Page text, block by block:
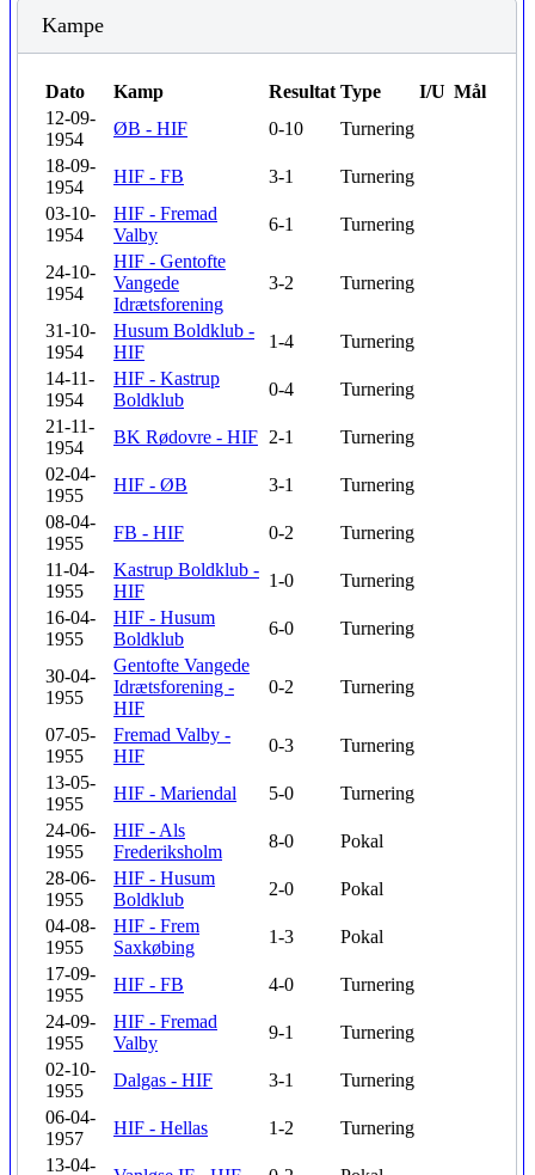
Kampe
Dato Kamp Resultat Type I/U Mål
12-09-
1954
ØB - HIF 0-10
Turnering
18-09-
1954
HIF - FB 3-1
Turnering
03-10-
1954
HIF - Fremad
Valby
6-1 Turnering
24-10-
1954
HIF - Gentofte
Vangede
Idrætsforening
3-2 Turnering
31-10-
1954
Husum Boldklub -
HIF
1-4
Turnering
14-11-
1954
HIF - Kastrup
Boldklub
0-4
Turnering
21-11-
1954
BK Rødovre - HIF 2-1
Turnering
02-04-
1955
HIF - ØB 3-1
Turnering
08-04-
1955
FB - HIF 0-2
Turnering
11-04-
1955
Kastrup Boldklub -
HIF
1-0
Turnering
16-04-
1955
HIF - Husum
Boldklub
6-0 Turnering
30-04-
1955
Gentofte Vangede
Idrætsforening -
HIF
0-2 Turnering
07-05-
1955
Fremad Valby -
HIF
0-3
Turnering
13-05-
1955
HIF - Mariendal 5-0
Turnering
24-06-
1955
HIF - Als
Frederiksholm
8-0
Pokal
28-06-
1955
HIF - Husum
Boldklub
2-0
Pokal
04-08-
1955
HIF - Frem
Saxkøbing
1-3
Pokal
17-09-
1955
HIF - FB 4-0
Turnering
24-09-
1955
HIF - Fremad
Valby
9-1
Turnering
02-10-
1955
Dalgas - HIF 3-1
Turnering
06-04-
1957
HIF - Hellas 1-2
Turnering
13-04-